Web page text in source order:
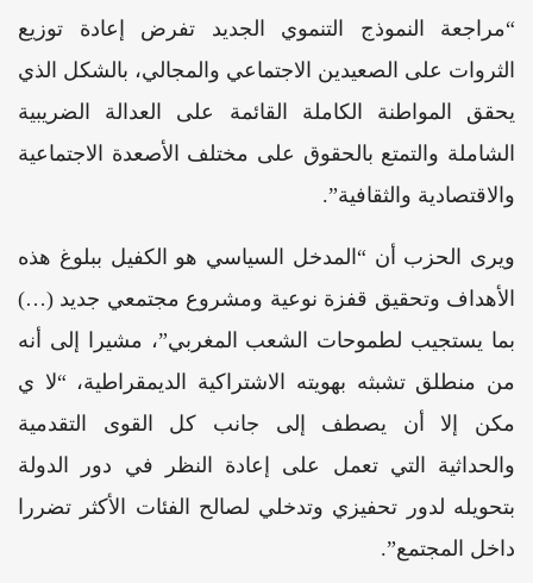
“مراجعة النموذج التنموي الجديد تفرض إعادة توزيع
الثروات على الصعيدين الاجتماعي والمجالي، بالشكل الذي
يحقق المواطنة الكاملة القائمة على العدالة الضريبية
الشاملة والتمتع بالحقوق على مختلف الأصعدة الاجتماعية
والاقتصادية والثقافية”.
ويرى الحزب أن “المدخل السياسي هو الكفيل ببلوغ هذه
الأهداف وتحقيق قفزة نوعية ومشروع مجتمعي جديد (…)
بما يستجيب لطموحات الشعب المغربي”، مشيرا إلى أنه
من منطلق تشبثه بهويته الاشتراكية الديمقراطية، “لا ي
مكن إلا أن يصطف إلى جانب كل القوى التقدمية
والحداثية التي تعمل على إعادة النظر في دور الدولة
بتحويله لدور تحفيزي وتدخلي لصالح الفئات الأكثر تضررا
داخل المجتمع”.